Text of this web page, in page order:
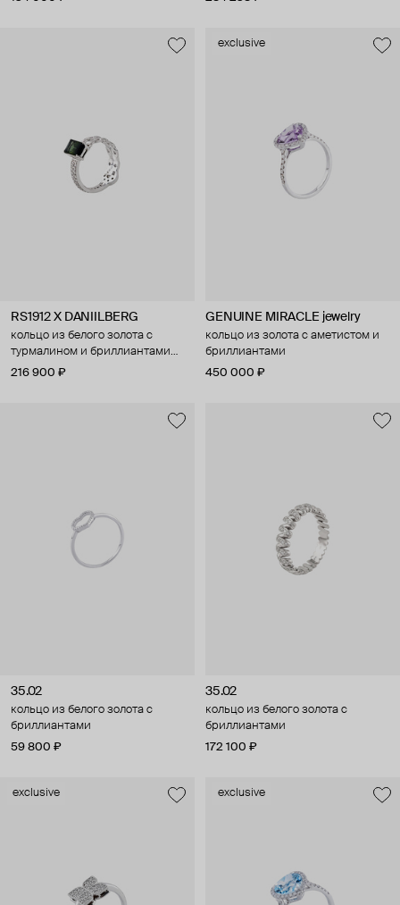
RS1912 X DANIILBERG
кольцо из белого золота с
турмалином и бриллиантами
nightshade
216 900 ₽
exclusive
GENUINE MIRACLE jewelry
кольцо из золота с аметистом и
бриллиантами
450 000 ₽
35.02
кольцо из белого золота с
бриллиантами
59 800 ₽
35.02
кольцо из белого золота с
бриллиантами
172 100 ₽
exclusive exclusive